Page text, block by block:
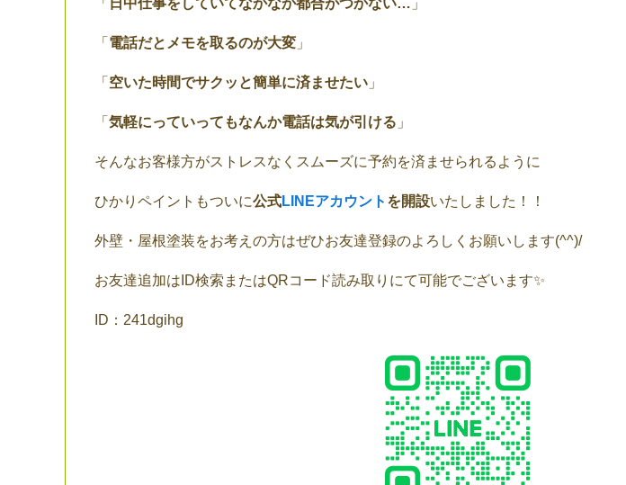
「 日中仕事をしていてなかなか都合がつかない… 」
「 電話だとメモを取るのが大変 」
「 空いた時間でサクッと簡単に済ませたい 」
「 気軽にっていってもなんか電話は気が引ける 」
そんなお客様方がストレスなくスムーズに予約を済ませられるように
ひかりペイントもついに公式LINEアカウント を開設いたしました！！
外壁・屋根塗装をお考えの方はぜひお友達登録のよろしくお願いします(^^)/
お友達追加はID検索またはQRコード読み取りにて可能でございます✨
ID：241dgihg